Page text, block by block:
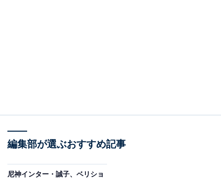
編集部が選ぶおすすめ記事
尼神インター・誠子、ベリショ